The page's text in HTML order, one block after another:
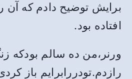
برایش توضیح دادم که آن
افتاده بود.
ورنر،من ده سالم بودکه
رازدم.تودررابرایم باز